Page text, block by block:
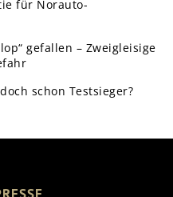
für Norauto-
gefallen – Zweigleisige
schon Testsieger?